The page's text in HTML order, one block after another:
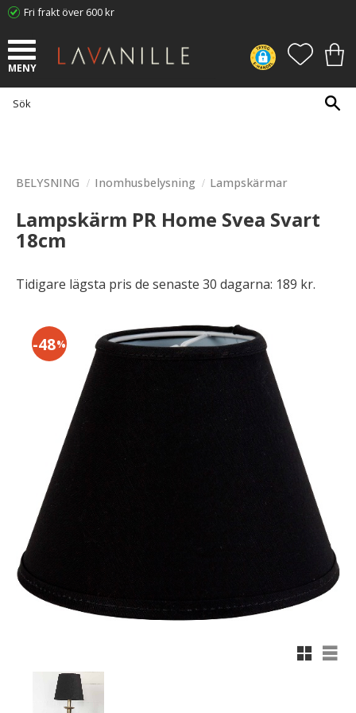
Fri frakt över 600 kr
BELYSNING Inomhusbelysning Lampskärmar
Lampskärm PR Home Svea Svart
18cm
Tidigare lägsta pris de senaste 30 dagarna: 189 kr.
48%